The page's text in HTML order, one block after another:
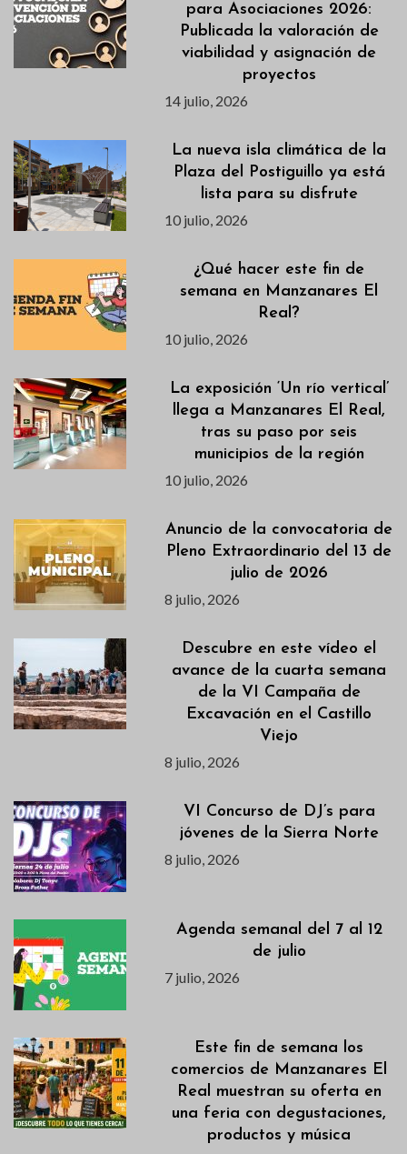
para Asociaciones 2026:
Publicada la valoración de
viabilidad y asignación de
proyectos
14 julio, 2026
La nueva isla climática de la
Plaza del Postiguillo ya está
lista para su disfrute
10 julio, 2026
¿Qué hacer este fin de
semana en Manzanares El
Real?
10 julio, 2026
La exposición ‘Un río vertical’
llega a Manzanares El Real,
tras su paso por seis
municipios de la región
10 julio, 2026
Anuncio de la convocatoria de
Pleno Extraordinario del 13 de
julio de 2026
8 julio, 2026
Descubre en este vídeo el
avance de la cuarta semana
de la VI Campaña de
Excavación en el Castillo
Viejo
8 julio, 2026
VI Concurso de DJ’s para
jóvenes de la Sierra Norte
8 julio, 2026
Agenda semanal del 7 al 12
de julio
7 julio, 2026
Este fin de semana los
comercios de Manzanares El
Real muestran su oferta en
una feria con degustaciones,
productos y música